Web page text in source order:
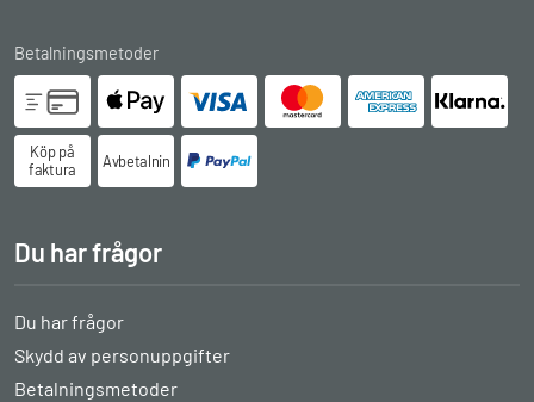
Betalningsmetoder
Köp på
faktura
Avbetalningsköp
Du har frågor
Du har frågor
Skydd av personuppgifter
Betalningsmetoder